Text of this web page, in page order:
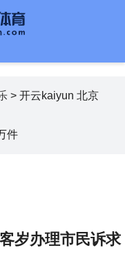
> 开云kaiyun 北京
件
岁办理市民诉求